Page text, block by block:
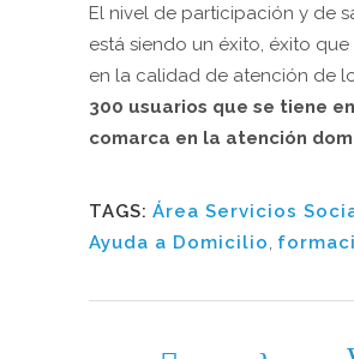
El nivel de participación y de
está siendo un éxito, éxito
en la calidad de atención de
300 usuarios que se tiene
comarca en la atención
TAGS: Área Servicios
Ayuda a Domicilio,